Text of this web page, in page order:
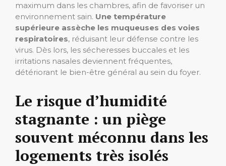
maximum dans les chambres, afin de favoriser un
environnement sain. Une température
supérieure assèche les muqueuses des voies
respiratoires, réduisant leur défense contre les
virus. Dès lors, les sécheresses buccales et les
irritations nasales deviennent fréquentes,
détériorant le bien-être général au sein du foyer.
Le risque d’humidité
stagnante : un piège
souvent méconnu dans les
logements très isolés